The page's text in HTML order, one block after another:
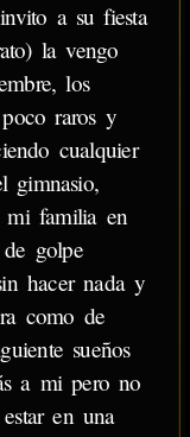
a su fiesta
la vengo
los
raros y
cualquier
gimnasio,
mi familia en
golpe
hacer nada y
como de
sueños
a mi pero no
en una